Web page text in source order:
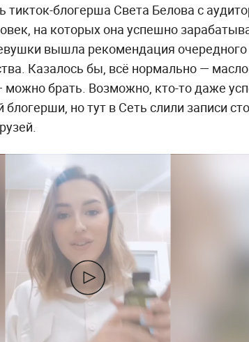
тикток-блогерша Света Белова с
на которых она успешно
вышла рекомендация очередного
Казалось бы, всё нормально —
можно брать. Возможно, кто-то даже
но тут в Сеть слили записи